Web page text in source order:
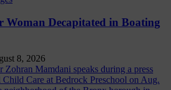
Woman Decapitated in Boating
8, 2026